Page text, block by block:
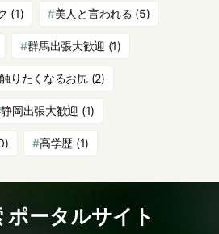
(1) 美人と言われる (5)
群馬出張大歓迎 (1)
触りたくなるお尻(2)
静岡出張大歓迎 (1)
高学歴 (1)
ポータルサイト